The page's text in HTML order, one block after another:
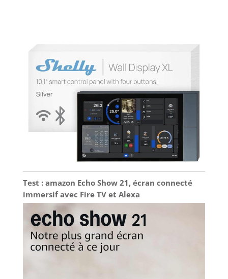
Test : amazon Echo Show 21, écran connecté
immersif avec Fire TV et Alexa